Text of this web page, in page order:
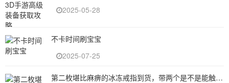
2025-05-28
不卡时间刷宝宝
2025-07-25
第二枚堪比麻痹的冰冻戒指到货，带两个是不是能触发刀刀麻痹？